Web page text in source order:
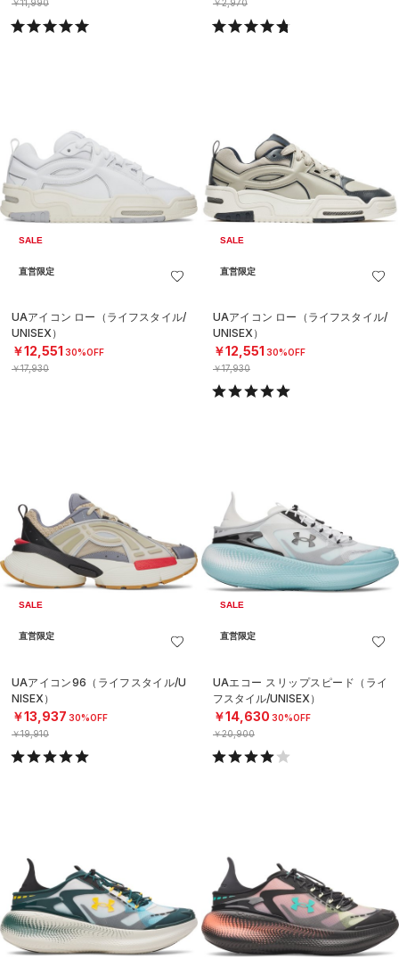
￥11,990 ￥2,970
SALE
直営限定
UAアイコン ロー（ライフスタイル/
UNISEX）
￥12,551 30%OFF
￥17,930
SALE
直営限定
UAアイコン ロー（ライフスタイル/
UNISEX）
￥12,551 30%OFF
￥17,930
SALE
直営限定
UAアイコン96（ライフスタイル/U
NISEX）
￥13,937 30%OFF
￥19,910
SALE
直営限定
UAエコー スリップスピード（ライ
フスタイル/UNISEX）
￥14,630 30%OFF
￥20,900